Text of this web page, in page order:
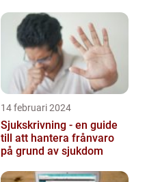
14 februari 2024
Sjukskrivning - en guide
till att hantera frånvaro
på grund av sjukdom